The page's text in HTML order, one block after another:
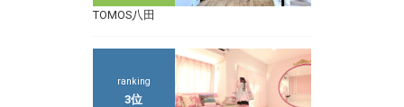
TOMOS八田
ranking
3位